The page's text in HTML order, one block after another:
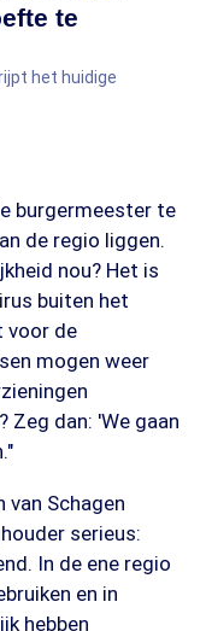
te
het huidige
burgermeester te
de regio liggen.
nou? Het is
buiten het
voor de
mogen weer
Zeg dan: 'We gaan
van Schagen
serieus:
In de ene regio
en in
hebben